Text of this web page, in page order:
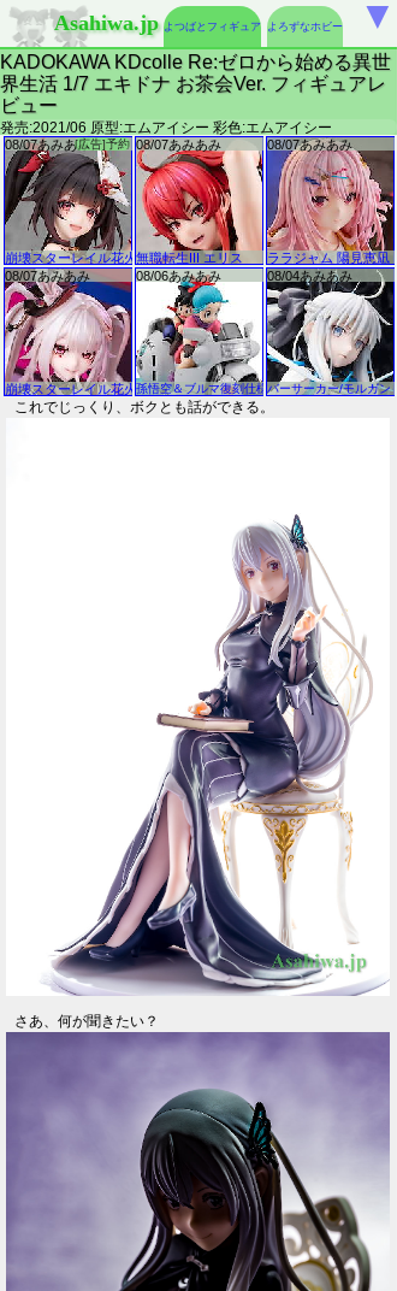
Asahiwa.jp よつばとフィギュア よろずなホビー
KADOKAWA KDcolle Re:ゼロから始める異世
界生活 1/7 エキドナ お茶会Ver. フィギュアレ
ビュー
発売:2021/06 原型:エムアイシー 彩色:エムアイシー
これでじっくり、ボクとも話ができる。
さあ、何が聞きたい？
▼